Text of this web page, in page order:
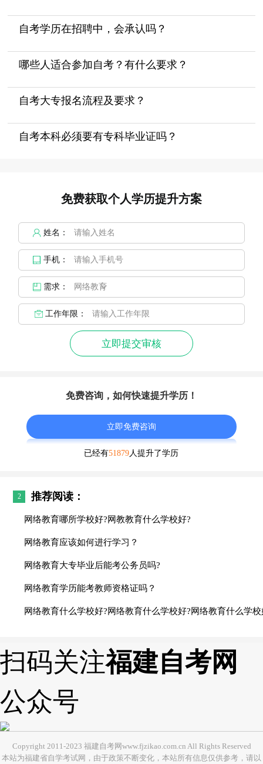
自考学历在招聘中，会承认吗？
哪些人适合参加自考？有什么要求？
自考大专报名流程及要求？
自考本科必须要有专科毕业证吗？
免费获取个人学历提升方案
姓名：
手机：
需求：
工作年限：
立即提交审核
免费咨询，如何快速提升学历！
立即免费咨询
已经有51879 人提升了学历
2 推荐阅读：
网络教育哪所学校好?网教教育什么学校好?
网络教育应该如何进行学习？
网络教育大专毕业后能考公务员吗?
网络教育学历能考教师资格证吗？
网络教育什么学校好?网络教育什么学校好?网络教育什么学
扫码关注福建自考网
公众号
Copyright 2011-2023 福建自考网www.fjzikao.com.cn All Rights Reserved
本站为福建省自学考试网，由于政策不断变化，本站所有信息仅供参考，请以